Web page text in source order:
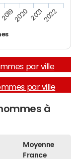
20192020 20212022
par ville
par ville
à
Moyenne
France